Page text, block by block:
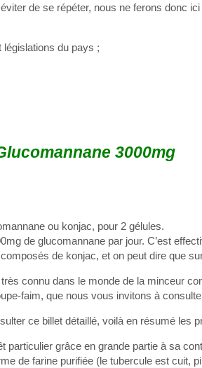
de se répéter, nous ne ferons donc
du pays ;
3000mg
ou konjac, pour 2 gélules.
de glucomannane par jour. C’est
de konjac, et on peut dire que
connu dans le monde de la minceur
faim, que nous vous invitons à
ce billet détaillé, voilà en résumé les
grâce en grande partie à sa
de farine purifiée (le tubercule est cuit,